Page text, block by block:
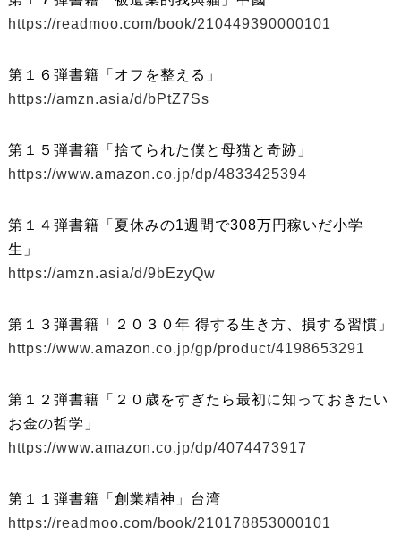
https://readmoo.com/book/210449390000101
第１６弾書籍「オフを整える」
https://amzn.asia/d/bPtZ7Ss
第１５弾書籍「捨てられた僕と母猫と奇跡」
https://www.amazon.co.jp/dp/4833425394
第１４弾書籍「夏休みの1週間で308万円稼いだ小学
生」
https://amzn.asia/d/9bEzyQw
第１３弾書籍「２０３０年 得する生き方、損する習慣」
https://www.amazon.co.jp/gp/product/4198653291
第１２弾書籍「２０歳をすぎたら最初に知っておきたい
お金の哲学」
https://www.amazon.co.jp/dp/4074473917
第１１弾書籍「創業精神」台湾
https://readmoo.com/book/210178853000101